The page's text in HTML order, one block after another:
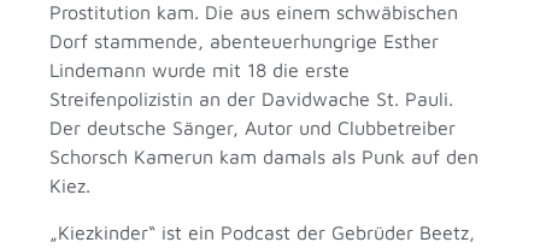
Prostitution kam. Die aus einem schwäbischen
Dorf stammende, abenteuerhungrige Esther
Lindemann wurde mit 18 die erste
Streifenpolizistin an der Davidwache St. Pauli.
Der deutsche Sänger, Autor und Clubbetreiber
Schorsch Kamerun kam damals als Punk auf den
Kiez.
„Kiezkinder“ ist ein Podcast der Gebrüder Beetz,